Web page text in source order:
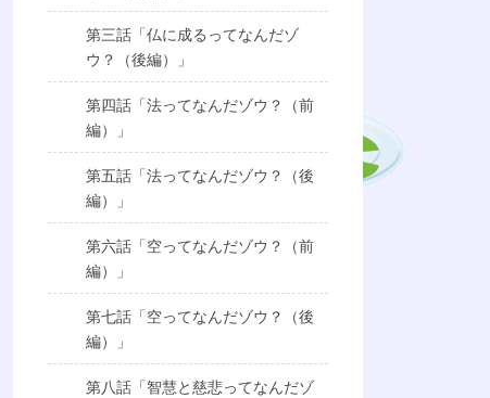
第三話「仏に成るってなんだゾ
ウ？（後編）」
第四話「法ってなんだゾウ？（前
編）」
第五話「法ってなんだゾウ？（後
編）」
第六話「空ってなんだゾウ？（前
編）」
第七話「空ってなんだゾウ？（後
編）」
第八話「智慧と慈悲ってなんだゾ